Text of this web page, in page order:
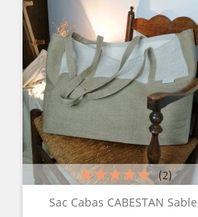
Sac Cabas CABESTAN Sable
(2)